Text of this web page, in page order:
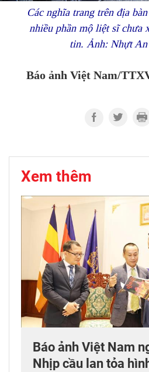
Các nghĩa trang trên địa
nhiều phần mộ liệt sĩ chưa
tin. Ảnh: Nhựt
Báo ảnh Việt Nam/
Xem thêm
Báo ảnh Việt Nam
Nhịp cầu lan tỏa